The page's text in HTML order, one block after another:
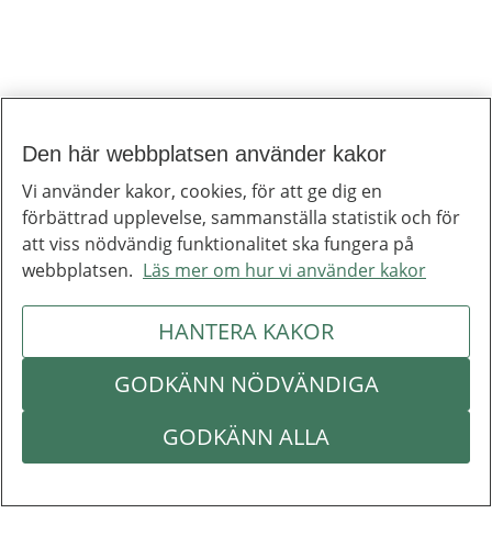
Den här webbplatsen använder kakor
Vi använder kakor, cookies, för att ge dig en
förbättrad upplevelse, sammanställa statistik och för
att viss nödvändig funktionalitet ska fungera på
webbplatsen. Läs mer om hur vi använder kakor
HANTERA KAKOR
GODKÄNN NÖDVÄNDIGA
GODKÄNN ALLA